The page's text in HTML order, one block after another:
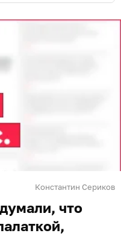
Константин Сериков
что